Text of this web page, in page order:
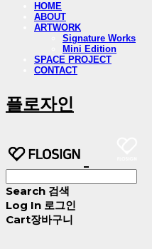
HOME
ABOUT
ARTWORK
Signature Works
Mini Edition
SPACE PROJECT
CONTACT
플로자인
Search 검색
Log In 로그인
Cart장바구니